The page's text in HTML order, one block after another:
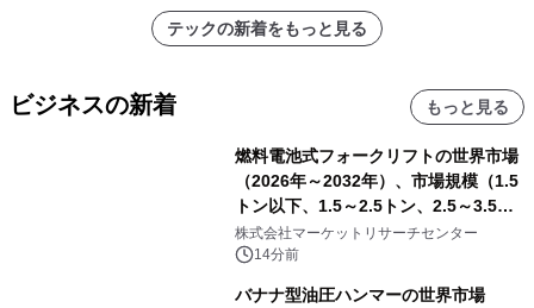
テックの新着をもっと見る
ビジネスの新着 もっと見る
燃料電池式フォークリフトの世界市場
（2026年～2032年）、市場規模（1.5
トン以下、1.5～2.5トン、2.5～3.5ト
ン、3.5～5.0トン、その他）・分析レ
ポートを発表
株式会社マーケットリサーチセンター
14分前
バナナ型油圧ハンマーの世界市場